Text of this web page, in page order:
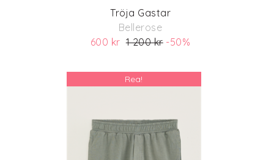
Tröja Gastar
Bellerose
600 kr1 200 kr-50%
Rea!